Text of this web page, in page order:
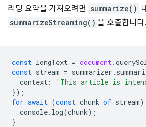
리밍 요약을 가져오려면 summarize()
summarizeStreaming() 을 호출합니다.
const longText = document.
const stream = summarizer .
context :
'This article is
});
for await (const chunk of stream)
console. log(chunk);
}